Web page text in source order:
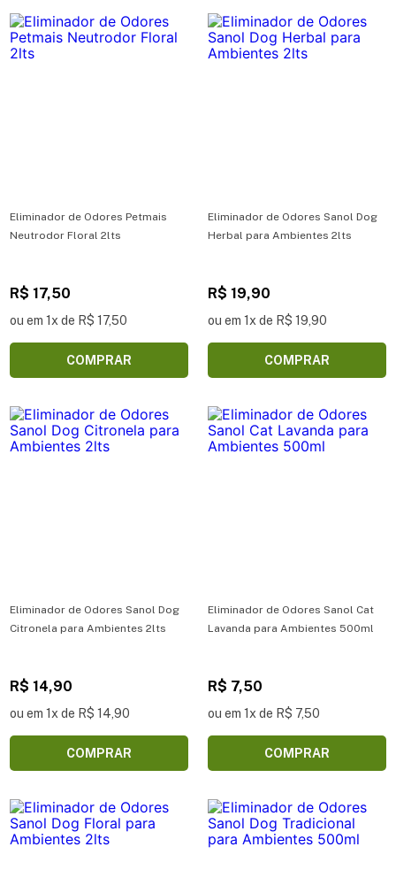
Eliminador de Odores Petmais
Neutrodor Floral 2lts
R$ 17,50
ou em 1x de R$ 17,50
COMPRAR
Eliminador de Odores Sanol Dog
Herbal para Ambientes 2lts
R$ 19,90
ou em 1x de R$ 19,90
COMPRAR
Eliminador de Odores Sanol Dog
Citronela para Ambientes 2lts
R$ 14,90
ou em 1x de R$ 14,90
COMPRAR
Eliminador de Odores Sanol Cat
Lavanda para Ambientes 500ml
R$ 7,50
ou em 1x de R$ 7,50
COMPRAR